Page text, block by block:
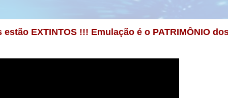
EXTINTOS !!! Emulação é o PATRIMÔNIO